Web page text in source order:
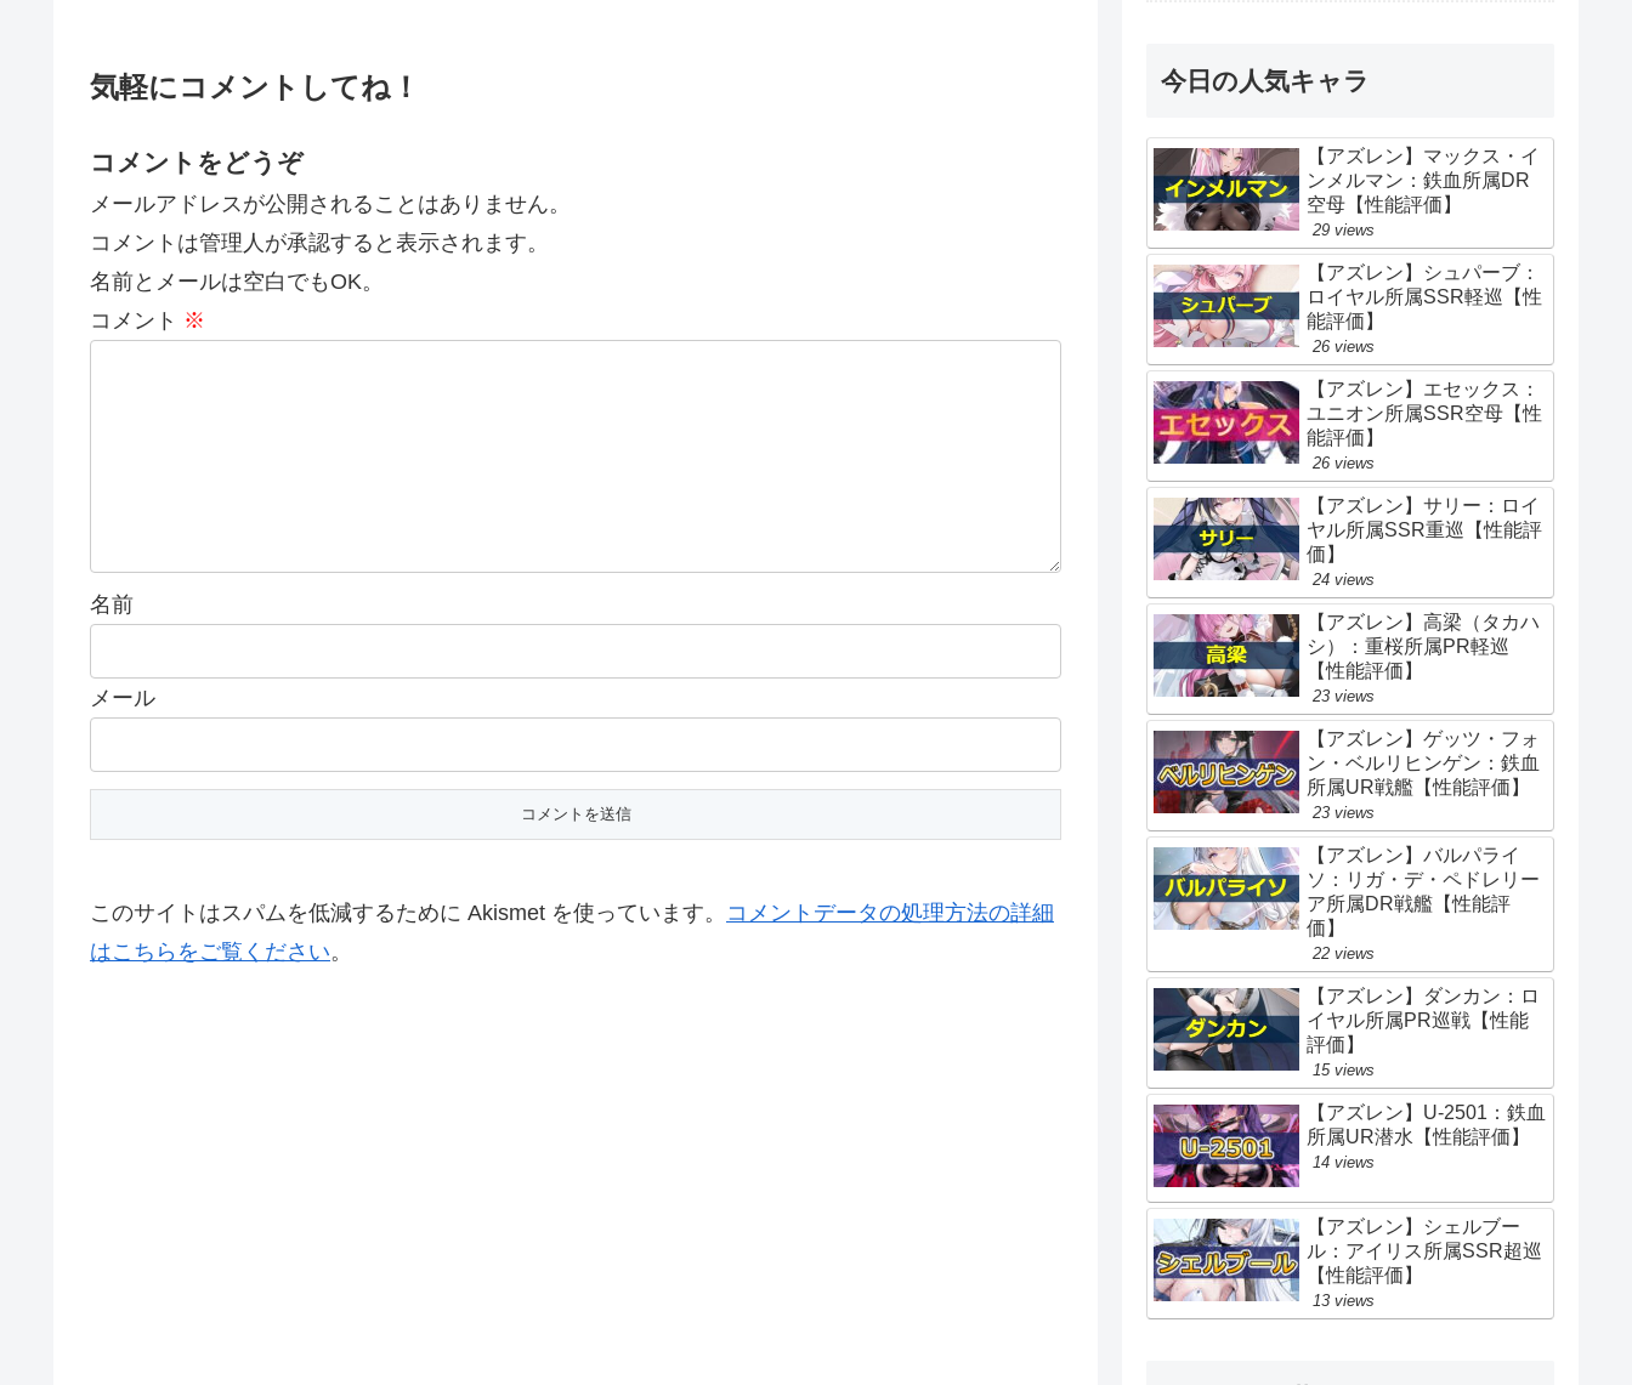
気軽にコメントしてね！
コメントをどうぞ
メールアドレスが公開されることはありません。
コメントは管理人が承認すると表示されます。
名前とメールは空白でもOK。
コメント ※
名前
メール
このサイトはスパムを低減するために Akismet を使っています。 コメントデータの処理方法の詳細
はこちらをご覧ください。
今日の人気キャラ
【アズレン】マックス・イ
ンメルマン：鉄血所属DR
空母【性能評価】
29 views
【アズレン】シュパーブ：
ロイヤル所属SSR軽巡【性
能評価】
26 views
【アズレン】エセックス：
ユニオン所属SSR空母【性
能評価】
26 views
【アズレン】サリー：ロイ
ヤル所属SSR重巡【性能評
価】
24 views
【アズレン】高梁（タカハ
シ）：重桜所属PR軽巡
【性能評価】
23 views
【アズレン】ゲッツ・フォ
ン・ベルリヒンゲン：鉄血
所属UR戦艦【性能評価】
23 views
【アズレン】バルパライ
ソ：リガ・デ・ペドレリー
ア所属DR戦艦【性能評
価】
22 views
【アズレン】ダンカン：ロ
イヤル所属PR巡戦【性能
評価】
15 views
【アズレン】U-2501：鉄血
所属UR潜水【性能評価】
14 views
【アズレン】シェルブー
ル：アイリス所属SSR超巡
【性能評価】
13 views